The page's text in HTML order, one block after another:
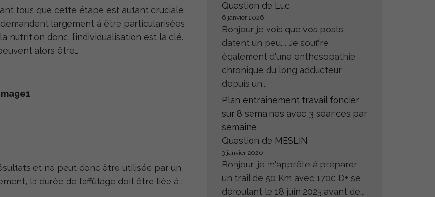
tous que cette étape est autant cruciale
largement à être particularisées
nutrition donc, l’individualisation est la clé.
alors être…
et ne peut donc être utilisée par un
la durée de l’affûtage doit être liée à :
Question de Luc
6 janvier 2026
Bonjour je vois que vos posts
datent un peu.... Je souffre
également d'une enthesopathie
chronique du long adducteur
depuis un...
Plan entrainement travail foncier
sur 8 semaines avec 3 séances par
semaine
Question de MESLIN
3 janvier 2026
Bonjour, je m'apprête à préparer
un trail de 50 Km avec 1700 D+ se
déroulant le 18 juin 2025,avant de...